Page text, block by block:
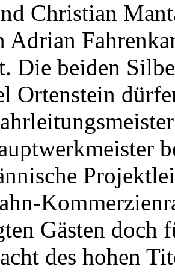
Christian
Adrian
Die beiden
Ortenstein
Gästen doch
des hohen